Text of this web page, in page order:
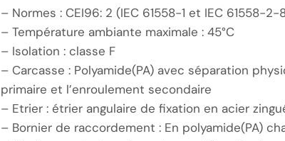
– Normes : CEI96: 2 (IEC 61558-1 et IEC 61558-2-
– Température ambiante maximale : 45°C
– Isolation : classe F
– Carcasse : Polyamide(PA) avec séparation
primaire et l’enroulement secondaire
– Etrier : étrier angulaire de fixation en acier
– Bornier de raccordement : En polyamide(PA)